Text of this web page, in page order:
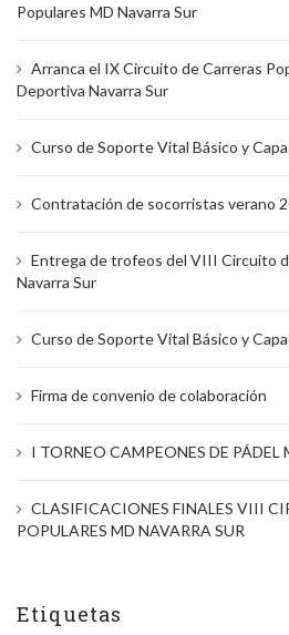
Populares MD Navarra Sur
Arranca el IX Circuito de Carreras
Deportiva Navarra Sur
Curso de Soporte Vital Básico y
Contratación de socorristas verano
Entrega de trofeos del VIII Circuito
Navarra Sur
Curso de Soporte Vital Básico y
Firma de convenio de colaboración
I TORNEO CAMPEONES DE PÁDEL
CLASIFICACIONES FINALES VIII
POPULARES MD NAVARRA SUR
Etiquetas